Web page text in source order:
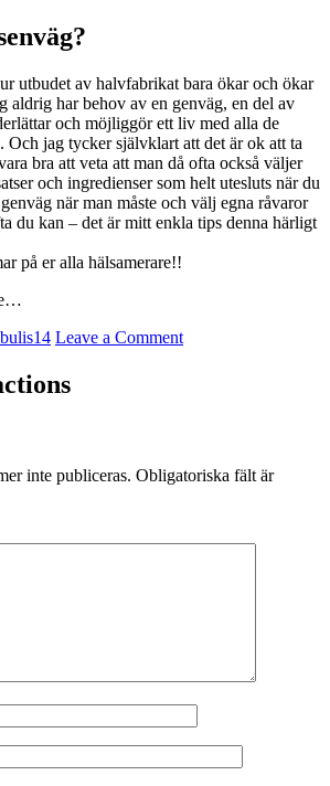
utbudet av halvfabrikat bara ökar och ökar
aldrig har behov av en genväg, en del av
och möjliggör ett liv med alla de
Och jag tycker självklart att det är ok att ta
bra att veta att man då ofta också väljer
och ingredienser som helt utesluts när du
när man måste och välj egna råvaror
du kan – det är mitt enkla tips denna härligt
på er alla hälsamerare!!
Leave a Comment
inte publiceras. Obligatoriska fält är